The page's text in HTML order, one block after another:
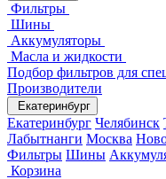
Фильтры
Шины
Аккумуляторы
Масла и жидкости
Подбор фильтров для
Производители
Екатеринбург
Екатеринбург Челябинск
Лабытнанги Москва
Фильтры Шины
Корзина